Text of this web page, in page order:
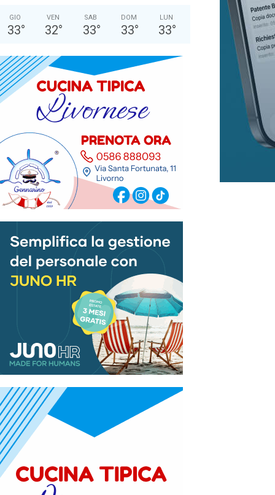
GIO
33°
VEN
32°
SAB
33°
DOM
33°
LUN
33°